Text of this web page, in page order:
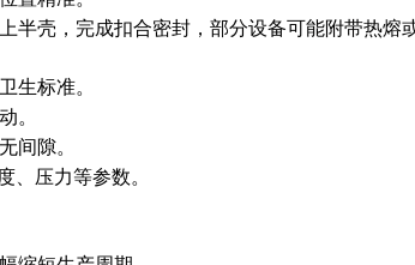
半壳，完成扣合密封，部分设备可能附带热熔
生标准。
。
间隙。
、压力等参数。